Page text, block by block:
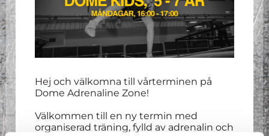
Hej och välkomna till vårterminen på
Dome Adrenaline Zone!
Välkommen till en ny termin med
organiserad träning, fylld av adrenalin och